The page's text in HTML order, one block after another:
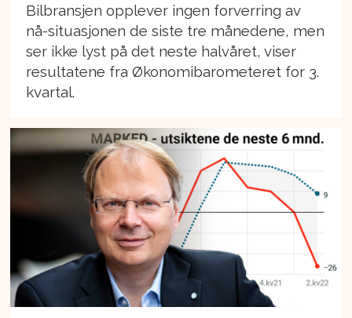
Bilbransjen opplever ingen forverring av
nå-situasjonen de siste tre månedene, men
ser ikke lyst på det neste halvåret, viser
resultatene fra Økonomibarometeret for 3.
kvartal.